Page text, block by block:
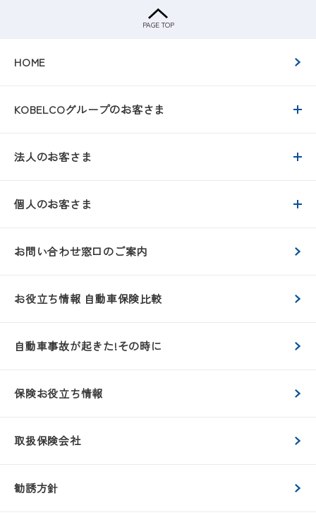
PAGE TOP
HOME
KOBELCOグループのお客さま
法人のお客さま
個人のお客さま
お問い合わせ窓口のご案内
お役立ち情報 自動車保険比較
自動車事故が起きた!その時に
保険お役立ち情報
取扱保険会社
勧誘方針